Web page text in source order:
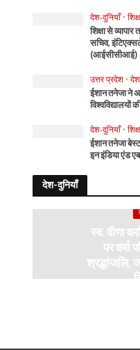
देश-दुनियाँ •
शिक्षा से
सचिव,
(आईसीसीआई)
उत्तर प्रदेश •
ईशान तनेजा ने
विश्वविद्यालयों
देश-दुनियाँ •
ईशान तनेजा
इन इंडिया एंड
देश-दुनियाँ
स्व. वीणा
पर वर्मा
श्रद्धांजलि,